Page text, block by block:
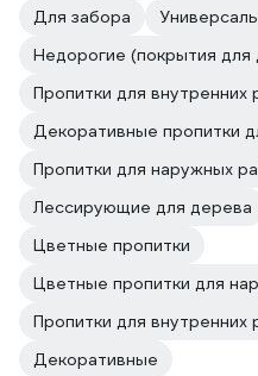
Для забора
Недорогие (покрытия для
Пропитки для внутренних
Декоративные пропитки
Пропитки для наружных
Лессирующие для дерева
Цветные пропитки
Цветные пропитки для
Пропитки для внутренних
Декоративные